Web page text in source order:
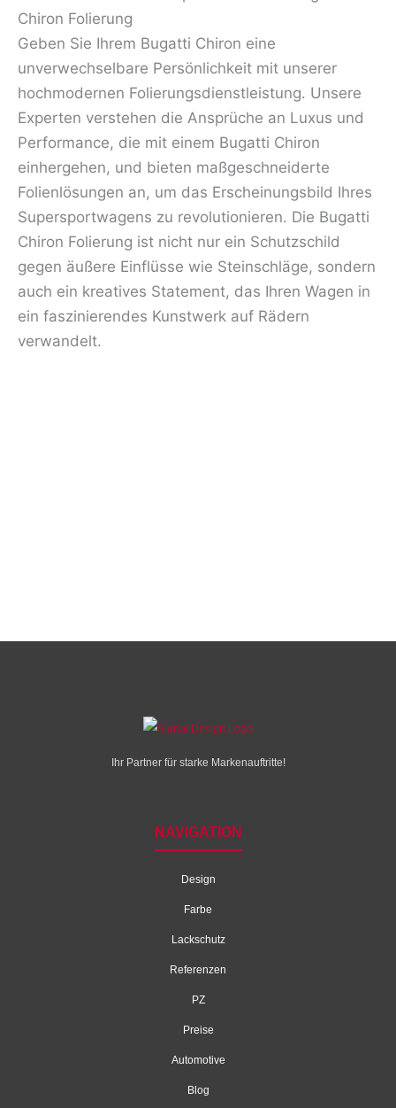
Chiron Folierung
Geben Sie Ihrem Bugatti Chiron eine
unverwechselbare Persönlichkeit mit unserer
hochmodernen Folierungsdienstleistung. Unsere
Experten verstehen die Ansprüche an Luxus und
Performance, die mit einem Bugatti Chiron
einhergehen, und bieten maßgeschneiderte
Folienlösungen an, um das Erscheinungsbild Ihres
Supersportwagens zu revolutionieren. Die Bugatti
Chiron Folierung ist nicht nur ein Schutzschild
gegen äußere Einflüsse wie Steinschläge, sondern
auch ein kreatives Statement, das Ihren Wagen in
ein faszinierendes Kunstwerk auf Rädern
verwandelt.
Ihr Partner für starke Markenauftritte!
NAVIGATION
Design
Farbe
Lackschutz
Referenzen
PZ
Preise
Automotive
Blog